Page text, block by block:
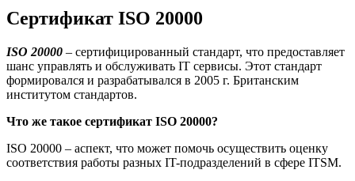
Сертификат ISO 20000
ISO 20000 – сертифицированный стандарт, что предоставляет
шанс управлять и обслуживать IT сервисы. Этот стандарт
формировался и разрабатывался в 2005 г. Британским
институтом стандартов.
Что же такое сертификат ISO 20000?
ISO 20000 – аспект, что может помочь осуществить оценку
соответствия работы разных IT-подразделений в сфере ITSM.